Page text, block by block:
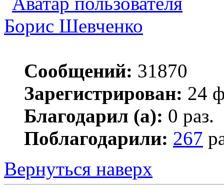
Борис Шевченко
Сообщений: 31870
Зарегистрирован: 24
Благодарил (а): 0 раз.
Поблагодарили: 267
Вернуться наверх